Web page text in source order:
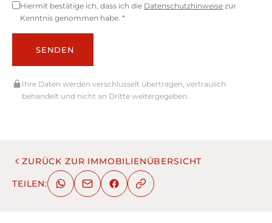
Hiermit bestätige ich, dass ich die Datenschutzhinweise zur
Kenntnis genommen habe. *
SENDEN
Ihre Daten werden verschlüsselt übertragen, vertraulich
behandelt und nicht an Dritte weitergegeben.
ZURÜCK ZUR IMMOBILIENÜBERSICHT
TEILEN: